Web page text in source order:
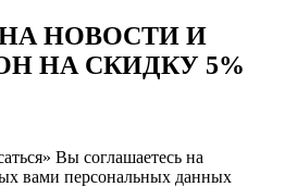
товара.
НОВОСТИ И
НА СКИДКУ 5%
Вы соглашаетесь на
вами персональных данных